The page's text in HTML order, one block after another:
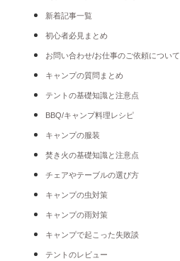
新着記事一覧
初心者必見まとめ
お問い合わせ/お仕事のご依頼について
キャンプの質問まとめ
テントの基礎知識と注意点
BBQ/キャンプ料理レシピ
キャンプの服装
焚き火の基礎知識と注意点
チェアやテーブルの選び方
キャンプの虫対策
キャンプの雨対策
キャンプで起こった失敗談
テントのレビュー